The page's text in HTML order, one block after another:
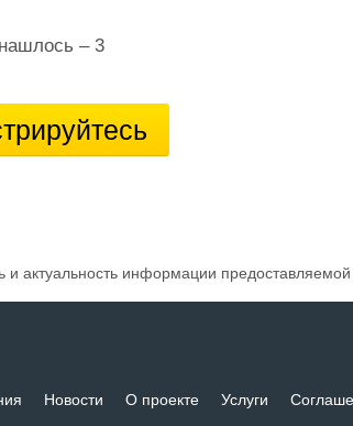
– 3
и актуальность информации
Новости О проекте Услуги